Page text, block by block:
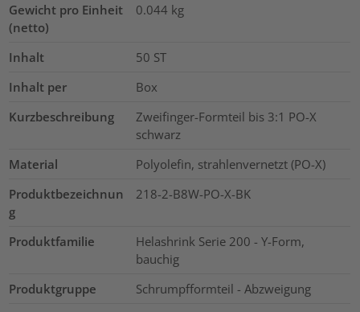
Gewicht pro Einheit
(netto)
0.044 kg
Inhalt 50 ST
Inhalt per
Box
Kurzbeschreibung
Zweifinger-Formteil bis 3:1 PO-X
schwarz
Material
Polyolefin, strahlenvernetzt (PO-X)
Produktbezeichnun
g
218-2-B8W-PO-X-BK
Produktfamilie
Helashrink Serie 200 - Y-Form,
bauchig
Produktgruppe
Schrumpfformteil - Abzweigung